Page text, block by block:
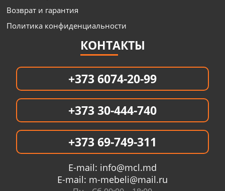
Возврат и гарантия
Политика конфиденциальности
КОНТАКТЫ
+373 6074-20-99
+373 30-444-740
+373 69-749-311
E-mail: info@mcl.md
E-mail: m-mebeli@mail.ru